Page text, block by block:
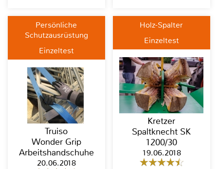
Persönliche
Schutzausrüstung
Einzeltest
Truiso
Wonder Grip
Arbeitshandschuhe
20.06.2018
Holz-Spalter
Einzeltest
Kretzer
Spaltknecht SK
1200/30
19.06.2018